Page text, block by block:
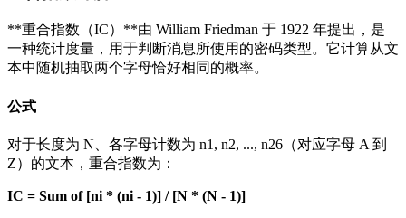
**重合指数（IC）**由 William Friedman 于 1922 年提出，是
一种统计度量，用于判断消息所使用的密码类型。它计算从文
本中随机抽取两个字母恰好相同的概率。
公式
对于长度为 N、各字母计数为 n1, n2, ..., n26（对应字母 A 到
Z）的文本，重合指数为：
IC = Sum of [ni * (ni - 1)] / [N * (N - 1)]